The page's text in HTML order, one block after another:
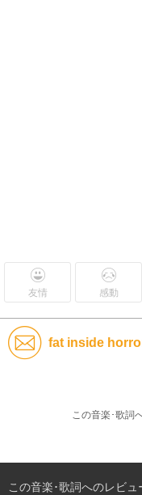
友情 感動
fat inside
この音楽･歌詞
この音楽･歌詞へのレビュ